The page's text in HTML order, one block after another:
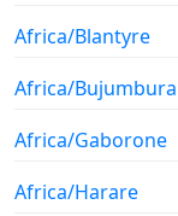
Africa/Blantyre
Africa/Bujumbura
Africa/Gaborone
Africa/Harare